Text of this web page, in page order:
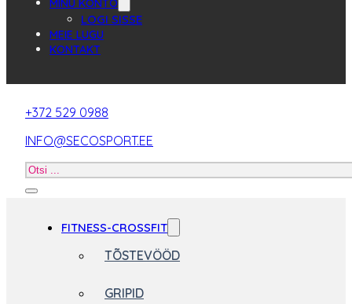
MINU KONTO
LOGI SISSE
MEIE LUGU
KONTAKT
+372 529 0988
INFO@SECOSPORT.EE
Otsi
FITNESS-CROSSFIT
TÕSTEVÖÖD
GRIPID